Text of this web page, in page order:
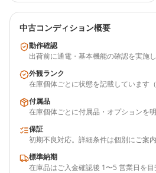
中古コンディション概要
動作確認
出荷前に通電・基本機能の確認を実施し
外観ランク
在庫個体ごとに状態を記載しています
付属品
在庫個体ごとに付属品・オプションを
保証
初期不良対応。詳細条件は個別にご案内
標準納期
在庫品はご入金確認後 1〜5 営業日を目